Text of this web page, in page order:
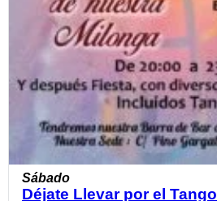
Sábado
Déjate Llevar por el Tango